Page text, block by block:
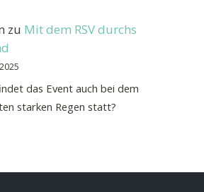
zu Mit dem RSV durchs
das Event auch bei dem
starken Regen statt?